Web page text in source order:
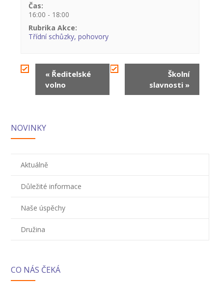
---- Speciální pedagog
---- Metodik prevence
---- Školní psycholog
---- Koordinátor vzdělávání cizinců
-- Odklad
-- První školní dny
-- Virtuální prohlídka školy
-- O školní družině
Čas:
16:00 - 18:00
Rubrika Akce:
Třídní schůzky, pohovory
Navigace
« Ředitelské
volno
Školní
slavnosti »
NOVINKY
Aktuálně
Důležité informace
Naše úspěchy
Družina
CO NÁS ČEKÁ